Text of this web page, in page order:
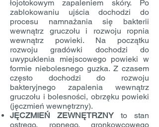
łojotokowym zapaleniem skóry. Po
zablokowaniu ujścia dochodzi do
procesu namnażania się bakterii
wewnątrz gruczołu i rozwoju ropnia
wewnątrz powieki. Na początku
rozwoju gradówki dochodzi do
uwypuklenia miejscowego powieki w
formie niebolesnego guzka. Z czasem
często dochodzi do rozwoju
bakteryjnego zapalenia wewnątrz
gruczołu i bolesności, obrzęku powieki
(jęczmień wewnętrzny).
JĘCZMIEŃ ZEWNĘTRZNY to stan
ostrego, ropnego, gronkowcowego